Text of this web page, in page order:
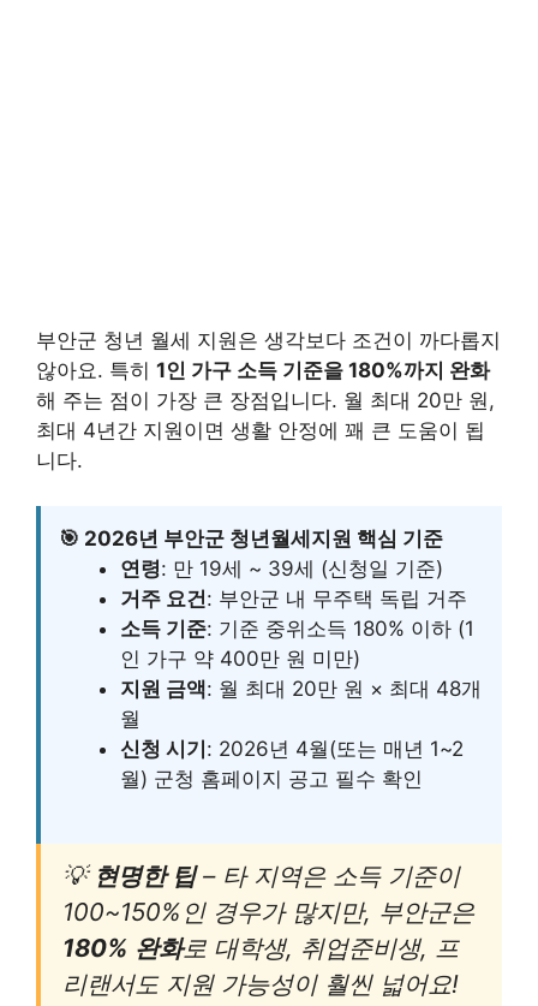
부안군 청년 월세 지원은 생각보다 조건이 까다롭지
않아요. 특히 1인 가구 소득 기준을 180%까지 완화
해 주는 점이 가장 큰 장점입니다. 월 최대 20만 원,
최대 4년간 지원이면 생활 안정에 꽤 큰 도움이 됩
니다.
🎯 2026년 부안군 청년월세지원 핵심 기준
연령: 만 19세 ~ 39세 (신청일 기준)
거주 요건: 부안군 내 무주택 독립 거주
소득 기준: 기준 중위소득 180% 이하 (1
인 가구 약 400만 원 미만)
지원 금액: 월 최대 20만 원 × 최대 48개
월
신청 시기 : 2026년 4월(또는 매년 1~2
월) 군청 홈페이지 공고 필수 확인
💡 현명한 팁– 타 지역은 소득 기준이
100~150%인 경우가 많지만, 부안군은
180% 완화로 대학생, 취업준비생, 프
리랜서도 지원 가능성이 훨씬 넓어요!